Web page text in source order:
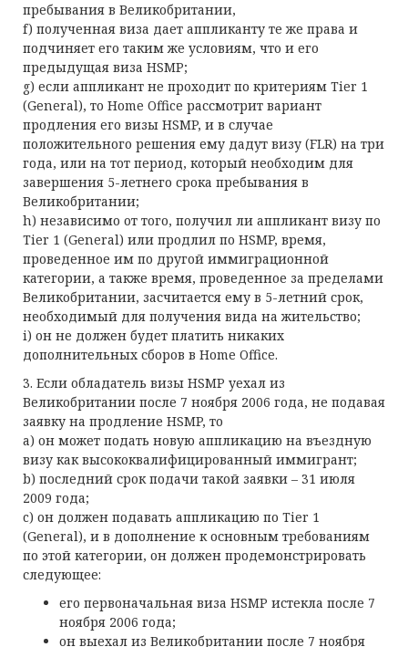
пребывания в Великобритании,
f) полученная виза дает аппликанту те же права и
подчиняет его таким же условиям, что и его
предыдущая виза HSMP;
g) если аппликант не проходит по критериям Tier 1
(General), то Home Office рассмотрит вариант
продления его визы HSMP, и в случае
положительного решения ему дадут визу (FLR) на три
года, или на тот период, который необходим для
завершения 5-летнего срока пребывания в
Великобритании;
h) независимо от того, получил ли аппликант визу по
Tier 1 (General) или продлил по HSMP, время,
проведенное им по другой иммиграционной
категории, а также время, проведенное за пределами
Великобритании, засчитается ему в 5-летний срок,
необходимый для получения вида на жительство;
i) он не должен будет платить никаких
дополнительных сборов в Home Office.
3. Если обладатель визы HSMP уехал из
Великобритании после 7 ноября 2006 года, не подавая
заявку на продление HSMP, то
a) он может подать новую аппликацию на въездную
визу как высококвалифицированный иммигрант;
b) последний срок подачи такой заявки – 31 июля
2009 года;
c) он должен подавать аппликацию по Tier 1
(General), и в дополнение к основным требованиям
по этой категории, он должен продемонстрировать
следующее:
его первоначальная виза HSMP истекла после 7
ноября 2006 года;
он выехал из Великобритании после 7 ноября